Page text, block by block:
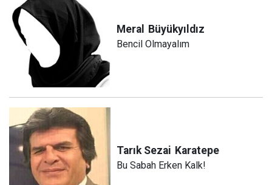
Meral Büyükyıldız
Bencil Olmayalım
Tarık Sezai Karatepe
Bu Sabah Erken Kalk!